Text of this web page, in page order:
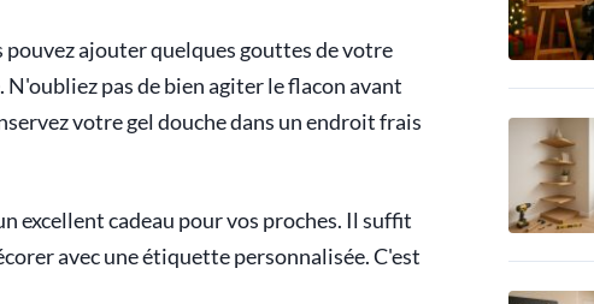
pouvez ajouter quelques gouttes de votre
pas de bien agiter le flacon avant
votre gel douche dans un endroit frais
excellent cadeau pour vos proches. Il suffit
avec une étiquette personnalisée. C'est